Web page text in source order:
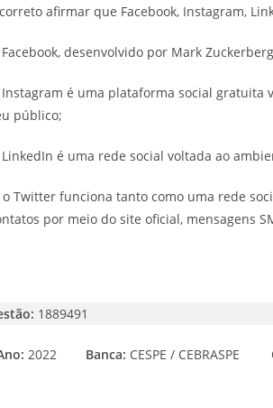
afirmar que Facebook, Instagram,
Facebook, desenvolvido por Mark
Instagram é uma plataforma social gratuita
público;
LinkedIn é uma rede social voltada ao
o Twitter funciona tanto como uma rede
por meio do site oficial, mensagens
1889491
2022 Banca: CESPE / CEBRASPE